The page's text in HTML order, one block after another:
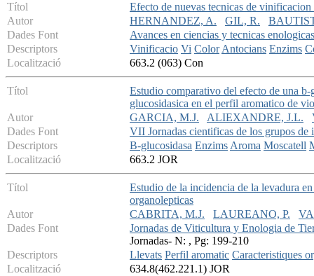
Títol
Efecto de nuevas tecnicas de
Autor
HERNANDEZ, A. GIL, R.
Dades Font
Avances en ciencias y tecnicas enologicas
Descriptors
Vinificacio Vi ColorAntocians Enzims
Localització
663.2 (063) Con
Títol
Estudio comparativo del efecto de una
glucosidasica en el perfil aromatico de
Autor
GARCIA, M.J. ALIEXANDRE, J.L.
Dades Font
VII Jornadas cientificas de los grupos de
Descriptors
B-glucosidasa EnzimsAroma Moscatell
Localització
663.2 JOR
Títol
Estudio de la incidencia de la levadura
organolepticas
Autor
CABRITA, M.J. LAUREANO, P.
Dades Font
Jornadas de Viticultura y Enologia de
Jornadas- N: , Pg: 199-210
Descriptors
Llevats Perfil aromatic Caracteristiques
Localització
634.8(462.221.1) JOR